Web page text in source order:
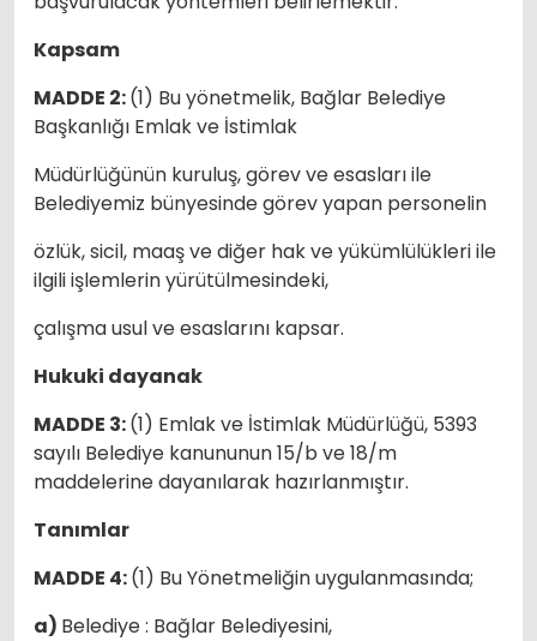
Kapsam
MADDE 2:(1) Bu yönetmelik, Bağlar Belediye
Başkanlığı Emlak ve İstimlak
Müdürlüğünün kuruluş, görev ve esasları ile
Belediyemiz bünyesinde görev yapan personelin
özlük, sicil, maaş ve diğer hak ve yükümlülükleri ile
ilgili işlemlerin yürütülmesindeki,
çalışma usul ve esaslarını kapsar.
Hukuki dayanak
MADDE 3:(1) Emlak ve İstimlak Müdürlüğü, 5393
sayılı Belediye kanununun 15/b ve 18/m
maddelerine dayanılarak hazırlanmıştır.
Tanımlar
MADDE 4:(1) Bu Yönetmeliğin uygulanmasında;
a) Belediye : Bağlar Belediyesini,